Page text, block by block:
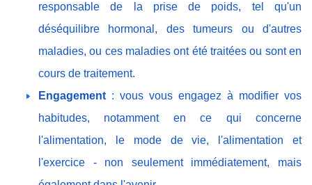
responsable de la prise de poids, tel qu'un
déséquilibre hormonal, des tumeurs ou d'autres
maladies, ou ces maladies ont été traitées ou sont en
cours de traitement.
Engagement : vous vous engagez à modifier vos
habitudes, notamment en ce qui concerne
l'alimentation, le mode de vie, l'alimentation et
l'exercice - non seulement immédiatement, mais